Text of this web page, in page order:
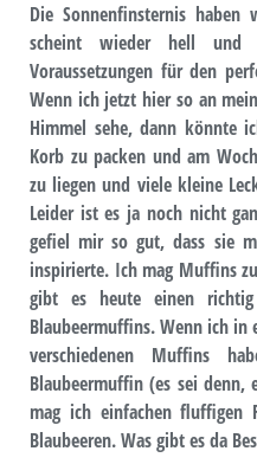
Die Sonnenfinsternis
scheint wieder hell
Voraussetzungen für den
Wenn ich jetzt hier so an
Himmel sehe, dann könnte
Korb zu packen und am
zu liegen und viele kleine
Leider ist es ja noch nicht
gefiel mir so gut, dass sie
inspirierte. Ich mag Muffins
gibt es heute einen
Blaubeermuffins. Wenn ich in
verschiedenen Muffins
Blaubeermuffin (es sei
mag ich einfachen fluffigen
Blaubeeren. Was gibt es da